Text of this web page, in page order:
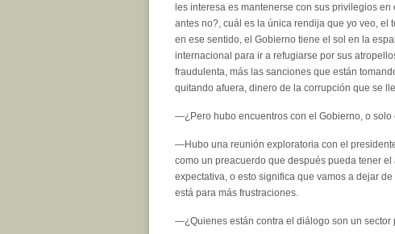
les interesa es mantenerse con sus privilegios
antes no?, cuál es la única rendija que yo veo, el
en ese sentido, el Gobierno tiene el sol en la
internacional para ir a refugiarse por sus
fraudulenta, más las sanciones que están
quitando afuera, dinero de la corrupción que se
—¿Pero hubo encuentros con el Gobierno, o solo
—Hubo una reunión exploratoria con el
como un preacuerdo que después pueda tener
expectativa, o esto significa que vamos a dejar
está para más frustraciones.
—¿Quienes están contra el diálogo son un sector